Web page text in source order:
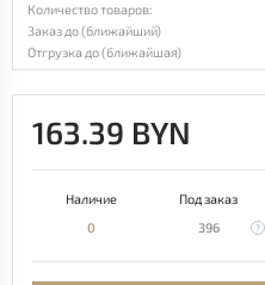
Количество товаров:
Заказ до (ближайший)
Отгрузка до (ближайшая)
163.39 BYN
Наличие Под заказ
0
396